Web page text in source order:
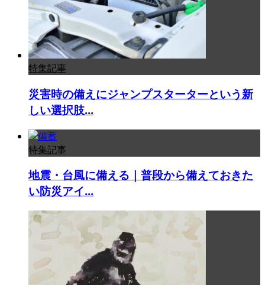
特集記事
災害時の備えにジャンプスターターという新
しい選択肢...
特集記事
地震・台風に備える｜普段から備えておきた
い防災アイ...